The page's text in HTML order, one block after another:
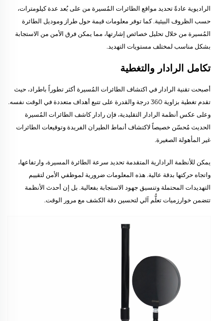
الراديوية عادةً تحديد مواقع الطائرات المُسيرة من على بُعد عدة كيلومترات،
حسب الظروف البيئية. كما توفر معلومات قيمة حول طراز وموديل الطائرة
المُسيرة من خلال تحليل خصائص إشارتها، مما يمكن فرق الأمن من الاستجابة
بشكل مناسب لمختلف مستويات التهديد.
تكامل الرادار والتغطية
أصبحت تقنية الرادار في اكتشاف الطائرات المُسيرة أكثر تطوراً باطراد، حيث
تقدم تغطية بزاوية 360 درجة والقدرة على تتبع أهداف متعددة في الوقت نفسه.
وعلى عكس أنظمة الرادار التقليدية، فإن رادار كاشف الطائرات المُسيرة
الحديث مُحسّن خصيصاً لاكتشاف أنماط الطيران الفريدة وتوقيعات الطائرات
غير المأهولة الصغيرة.
يمكن للأنظمة الرادارية المتقدمة تحديد سرعة الطائرة المسيرة، وارتفاعها،
واتجاه حركتها بدقة عالية. هذه المعلومات ضرورية لموظفي الأمن لتقييم
التهديدات المحتملة وتنسيق جهود الاستجابة بفعالية. بل إن أحدث الأنظمة
تتضمن خوارزميات تعلُّم آلي لتحسين دقة الكشف مع مرور الوقت.